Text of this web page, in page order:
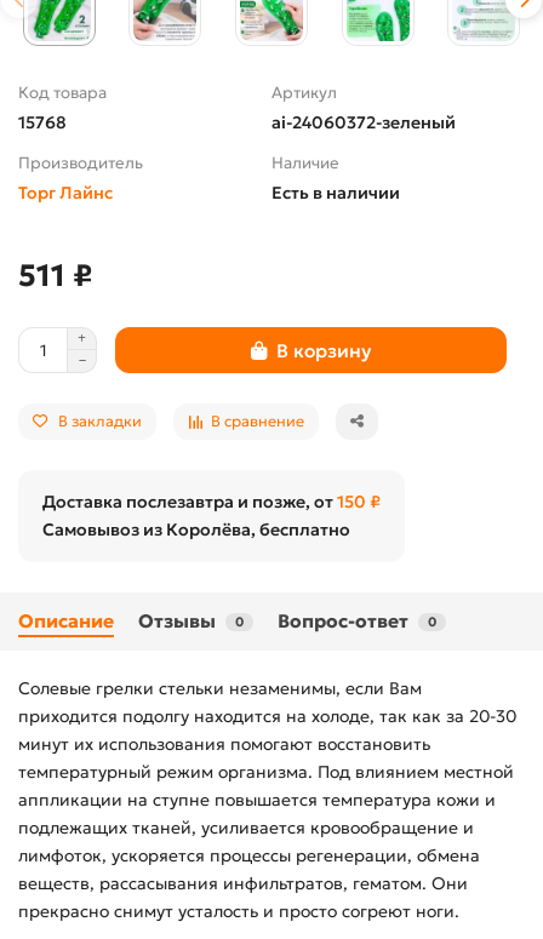
Код товара
15768
Артикул
ai-24060372-зеленый
Производитель
Торг Лайнс
Наличие
Есть в наличии
511 ₽
В корзину
В закладки В сравнение
Доставка послезавтра и позже, от150 ₽
Самовывоз из Королёва, бесплатно
Описание Отзывы 0 Вопрос-ответ 0
Солевые грелки стельки незаменимы, если Вам
приходится подолгу находится на холоде, так как за 20-30
минут их использования помогают восстановить
температурный режим организма. Под влиянием местной
аппликации на ступне повышается температура кожи и
подлежащих тканей, усиливается кровообращение и
лимфоток, ускоряется процессы регенерации, обмена
веществ, рассасывания инфильтратов, гематом. Они
прекрасно снимут усталость и просто согреют ноги.